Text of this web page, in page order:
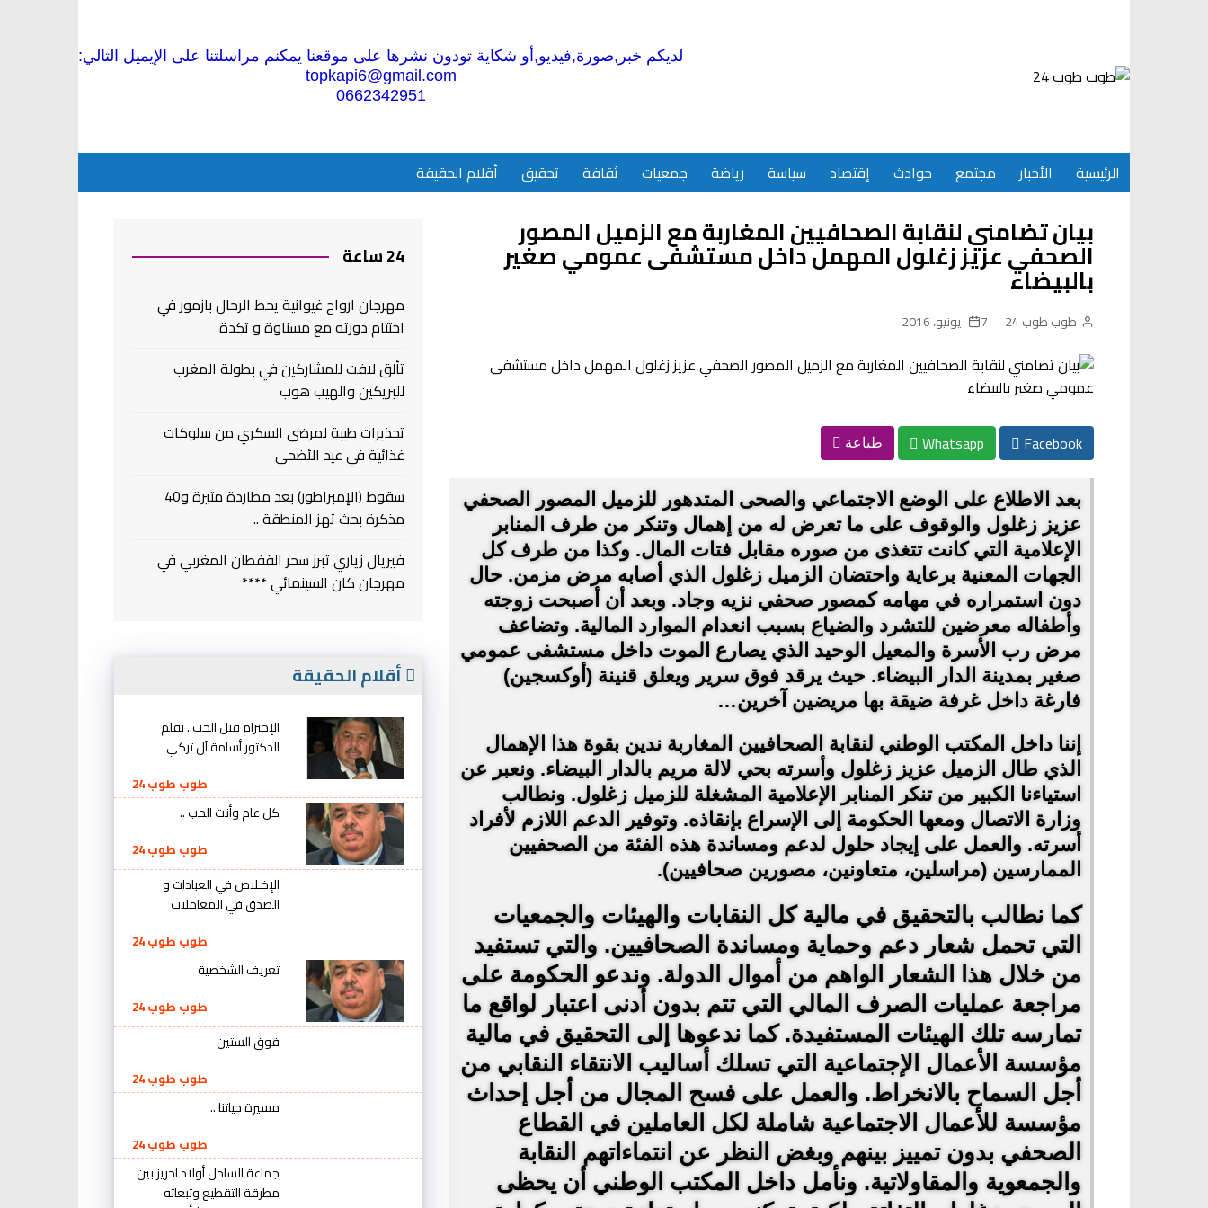
لديكم خبر,صورة,فيديو,أو شكاية تودون نشرها على موقعنا يمكنم مراسلتنا على الإيميل التالي:
topkapi6@gmail.com
0662342951
الرئيسية الأخبار مجتمع حوادث إقتصاد سياسة رياضة جمعيات ثقافة تحقيق أقلام الحقيقة
بيان تضامني لنقابة الصحافيين المغاربة مع الزميل المصور
الصحفي عزيز زغلول المهمل داخل مستشفى عمومي صغير
بالبيضاء
طوب طوب 24 7 يونيو، 2016
Facebook
Whatsapp طباعة
بعد الاطلاع على الوضع الاجتماعي والصحى المتدهور للزميل المصور الصحفي
عزيز زغلول والوقوف على ما تعرض له من إهمال وتنكر من طرف المنابر
الإعلامية التي كانت تتغذى من صوره مقابل فتات المال. وكذا من طرف كل
الجهات المعنية برعاية واحتضان الزميل زغلول الذي أصابه مرض مزمن. حال
دون استمراره في مهامه كمصور صحفي نزيه وجاد. وبعد أن أصبحت زوجته
وأطفاله معرضين للتشرد والضياع بسبب انعدام الموارد المالية. وتضاعف
مرض رب الأسرة والمعيل الوحيد الذي يصارع الموت داخل مستشفى عمومي
صغير بمدينة الدار البيضاء. حيث يرقد فوق سرير ويعلق قنينة (أوكسجين)
فارغة داخل غرفة ضيقة بها مريضين آخرين…
إننا داخل المكتب الوطني لنقابة الصحافيين المغاربة ندين بقوة هذا الإهمال
الذي طال الزميل عزيز زغلول وأسرته بحي لالة مريم بالدار البيضاء. ونعبر عن
استياءنا الكبير من تنكر المنابر الإعلامية المشغلة للزميل زغلول. ونطالب
وزارة الاتصال ومعها الحكومة إلى الإسراع بإنقاذه. وتوفير الدعم اللازم لأفراد
أسرته. والعمل على إيجاد حلول لدعم ومساندة هذه الفئة من الصحفيين
الممارسين (مراسلين، متعاونين، مصورين صحافيين).
كما نطالب بالتحقيق في مالية كل النقابات والهيئات والجمعيات
التي تحمل شعار دعم وحماية ومساندة الصحافيين. والتي تستفيد
من خلال هذا الشعار الواهم من أموال الدولة. وندعو الحكومة على
مراجعة عمليات الصرف المالي التي تتم بدون أدنى اعتبار لواقع ما
تمارسه تلك الهيئات المستفيدة. كما ندعوها إلى التحقيق في مالية
مؤسسة الأعمال الإجتماعية التي تسلك أساليب الانتقاء النقابي من
أجل السماح بالانخراط. والعمل على فسح المجال من أجل إحداث
مؤسسة للأعمال الاجتماعية شاملة لكل العاملين في القطاع
الصحفي بدون تمييز بينهم وبغض النظر عن انتماءاتهم النقابة
والجمعوية والمقاولاتية. ونأمل داخل المكتب الوطني أن يحظى
24 ساعة
مهرجان ارواح غيوانية يحط الرحال بازمور في
اختتام دورته مع مسناوة و تكدة
تألق لافت للمشاركين في بطولة المغرب
للبريكين والهيب هوب
تحذيرات طبية لمرضى السكري من سلوكات
غذائية في عيد الأضحى
سقوط (الإمبراطور) بعد مطاردة متيرة و40
مذكرة بحث تهز المنطقة ..
فيريال زياري تبرز سحر القفطان المغربي في
مهرجان كان السينمائي ****
أقلام الحقيقة
الإحترام قبل الحب.. بقلم
الدكتور أسامة آل تركي
طوب طوب 24
كل عام وأنت الحب ..
طوب طوب 24
الإخـلاص في العبادات و
الصدق في المعاملات
طوب طوب 24
تعريف الشخصية
طوب طوب 24
فوق الستين
طوب طوب 24
مسيرة حياتنا ..
طوب طوب 24
جماعة الساحل أولاد احريز بين
مطرقة التقطيع وتبعاته